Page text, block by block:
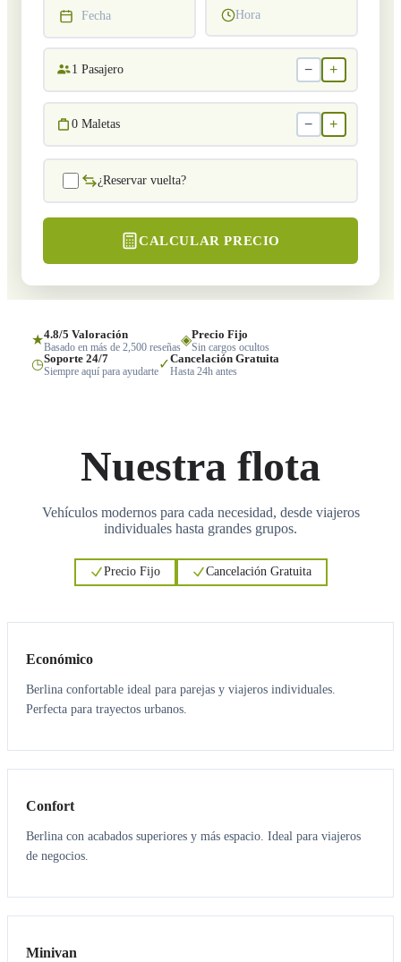
Fecha Hora
1 Pasajero − +
0 Maletas − +
¿Reservar vuelta?
CALCULAR PRECIO
★4.8/5 Valoración
Basado en más de 2,500 reseñas◈Precio Fijo
Sin cargos ocultos
◷Soporte 24/7
Siempre aquí para ayudarte✓Cancelación Gratuita
Hasta 24h antes
Nuestra flota
Vehículos modernos para cada necesidad, desde viajeros
individuales hasta grandes grupos.
Precio Fijo Cancelación Gratuita
Económico
Berlina confortable ideal para parejas y viajeros individuales.
Perfecta para trayectos urbanos.
3 3
Confort
Berlina con acabados superiores y más espacio. Ideal para viajeros
de negocios.
6 5
Minivan